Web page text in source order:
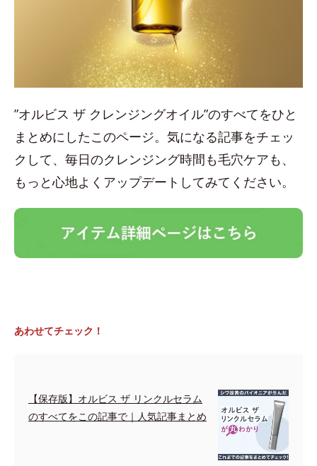
”オルビス ザ クレンジングオイル”のすべてをひと
まとめにしたこのページ。気になる記事をチェッ
クして、毎日のクレンジング時間も毛穴ケアも、
もっと心地よくアップデートしてみてください。
あわせてチェック！
【保存版】オルビス ザ リンクルセラム
のすべてをこの記事で｜人気記事まとめ